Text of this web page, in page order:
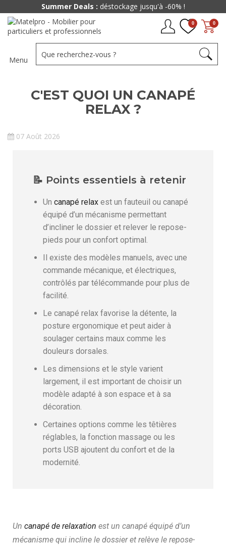
0
0
Menu
C'EST QUOI UN CANAPÉ
RELAX ?
07 Août 2026
📝 Points essentiels à retenir
Un canapé relax est un fauteuil ou canapé
équipé d’un mécanisme permettant
d’incliner le dossier et relever le repose-
pieds pour un confort optimal.
Il existe des modèles manuels, avec une
commande mécanique, et électriques,
contrôlés par télécommande pour plus de
facilité.
Le canapé relax favorise la détente, la
posture ergonomique et peut aider à
soulager certains maux comme les
douleurs dorsales.
Les dimensions et le style varient
largement, il est important de choisir un
modèle adapté à son espace et à sa
décoration.
Certaines options comme les têtières
réglables, la fonction massage ou les
ports USB ajoutent du confort et de la
modernité.
Un canapé de relaxation est un canapé équipé d’un
mécanisme qui incline le dossier et relève le repose-
Summer Deals : déstockage jusqu'à -60% !